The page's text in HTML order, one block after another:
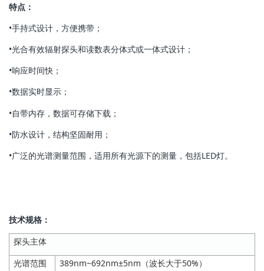
特点：
•手持式设计，方便携带；
•光合有效辐射探头和读数表分体式或一体式设计；
•响应时间快；
•数据实时显示；
•自带内存，数据可存储下载；
•防水设计，结构坚固耐用；
•广泛的光谱测量范围，适用所有光源下的测量，包括LED灯。
技术规格：
探头主体
光谱范围
389nm~692nm±5nm（波长大于50%）